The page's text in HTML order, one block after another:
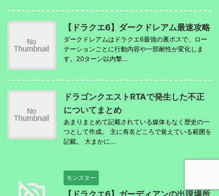
【ドラクエ6】ダークドレアム最速攻略
ダークドレアムはドラクエ6最強の裏ボスで、ロー
テーションごとに行動内容や一部耐性が変化しま
す。20ターン以内撃...
ドラゴンクエストRTAで発生した不正
についてまとめ
あまりまとめて記載されている媒体もなく歴史の一
つとして作成。 主に有名どころで覚えている範囲を
記載。 大まかに...
モンスター
【ドラクエ6】ガーディアンの出現場所